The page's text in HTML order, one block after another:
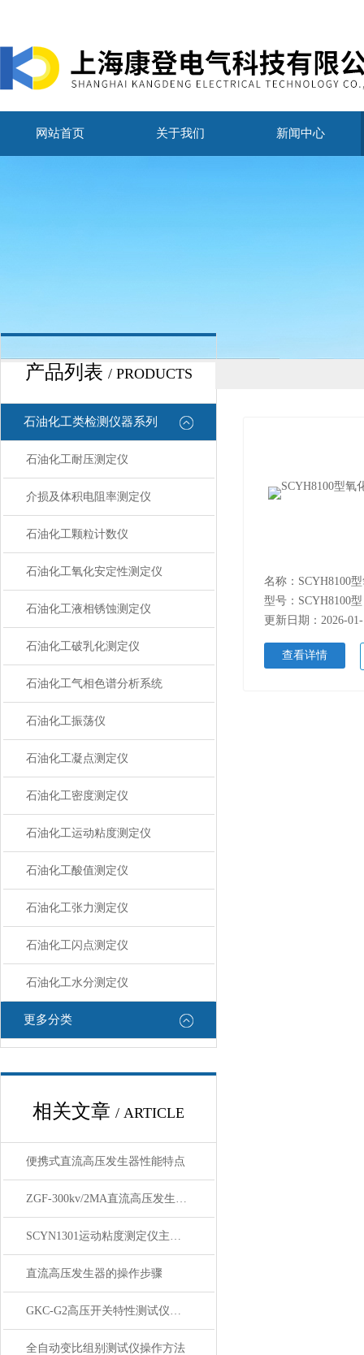
网站首页 关于我们 新闻中心
产品列表 / PRODUCTS
石油化工类检测仪器系列
石油化工耐压测定仪
介损及体积电阻率测定仪
石油化工颗粒计数仪
石油化工氧化安定性测定仪
石油化工液相锈蚀测定仪
石油化工破乳化测定仪
石油化工气相色谱分析系统
石油化工振荡仪
石油化工凝点测定仪
石油化工密度测定仪
石油化工运动粘度测定仪
石油化工酸值测定仪
石油化工张力测定仪
石油化工闪点测定仪
石油化工水分测定仪
更多分类
相关文章 / ARTICLE
便携式直流高压发生器性能特点
ZGF-300kv/2MA直流高压发生器技术参数特点
SCYN1301运动粘度测定仪主要功能与特点
直流高压发生器的操作步骤
GKC-G2高压开关特性测试仪【上海康登电气】简介
全自动变比组别测试仪操作方法
型号：SCYH8100型
更新日期：2026-
查看详情